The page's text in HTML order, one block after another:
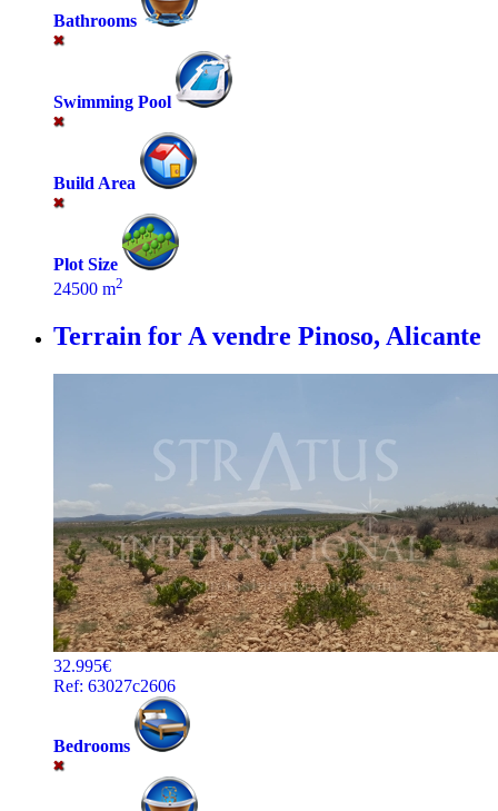
Bathrooms
Swimming Pool
Build Area
Plot Size
24500 m2
Terrain for A vendre Pinoso, Alicante
32.995€
Ref: 63027c2606
Bedrooms